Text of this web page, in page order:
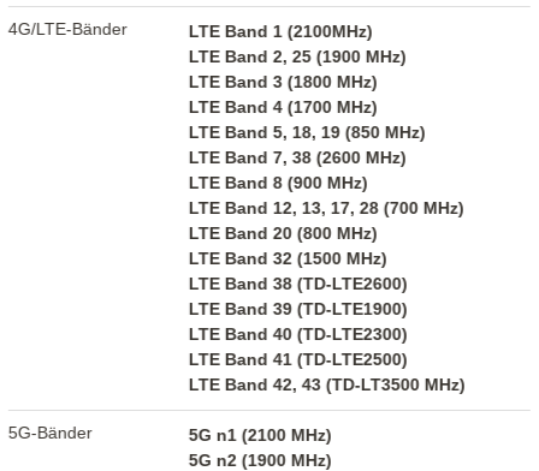
4G/LTE-Bänder
LTE Band 1 (2100MHz)
LTE Band 2, 25 (1900 MHz)
LTE Band 3 (1800 MHz)
LTE Band 4 (1700 MHz)
LTE Band 5, 18, 19 (850 MHz)
LTE Band 7, 38 (2600 MHz)
LTE Band 8 (900 MHz)
LTE Band 12, 13, 17, 28 (700 MHz)
LTE Band 20 (800 MHz)
LTE Band 32 (1500 MHz)
LTE Band 38 (TD-LTE2600)
LTE Band 39 (TD-LTE1900)
LTE Band 40 (TD-LTE2300)
LTE Band 41 (TD-LTE2500)
LTE Band 42, 43 (TD-LT3500 MHz)
5G-Bänder
5G n1 (2100 MHz)
5G n2 (1900 MHz)